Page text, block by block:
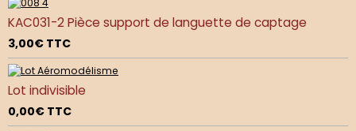
KAC031-2 Pièce support de languette de captage
3,00€ TTC
Lot indivisible
0,00€ TTC